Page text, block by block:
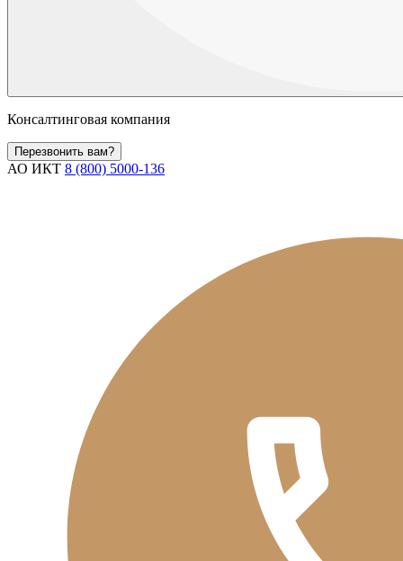
Консалтинговая компания
Перезвонить вам?
АО ИКТ 8 (800) 5000-136